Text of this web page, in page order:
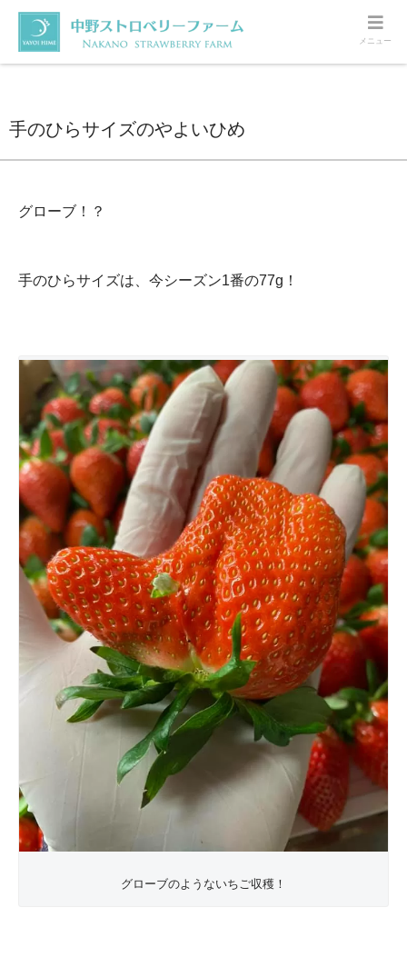
ホーム いちご 手のひらサイズのやよいひめ
手のひらサイズのやよいひめ
グローブ！？
手のひらサイズは、今シーズン1番の77g！
グローブのようないちご収穫！
メニュー